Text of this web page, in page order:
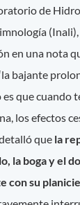
de
(Inali),
en una nota
bajante
que cuando
los efectos
que la
la boga y el
con su